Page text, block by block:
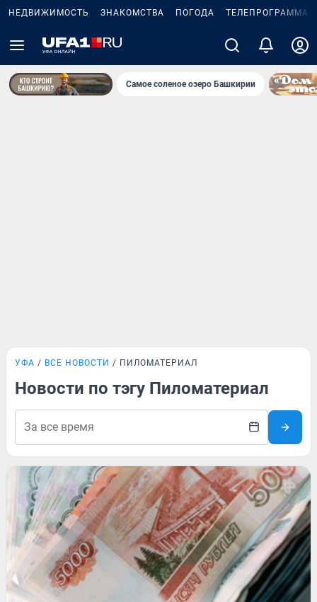
НЕДВИЖИМОСТЬ ЗНАКОМСТВА ПОГОДА ТЕЛЕПРОГРАММА
Самое соленое озеро Башкирии
УФА ВСЕ НОВОСТИ ПИЛОМАТЕРИАЛ
Новости по тэгу Пиломатериал